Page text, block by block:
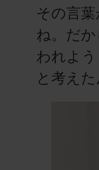
その言
ね。だ
われよ
と考えた